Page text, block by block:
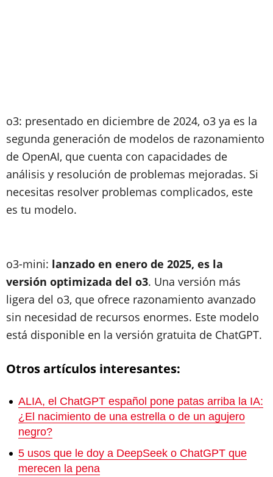
o3: presentado en diciembre de 2024, o3 ya es la
segunda generación de modelos de razonamiento
de OpenAI, que cuenta con capacidades de
análisis y resolución de problemas mejoradas. Si
necesitas resolver problemas complicados, este
es tu modelo.
o3-mini: lanzado en enero de 2025, es la
versión optimizada del o3. Una versión más
ligera del o3, que ofrece razonamiento avanzado
sin necesidad de recursos enormes. Este modelo
está disponible en la versión gratuita de ChatGPT.
Otros artículos interesantes:
ALIA, el ChatGPT español pone patas arriba la IA:
¿El nacimiento de una estrella o de un agujero
negro?
5 usos que le doy a DeepSeek o ChatGPT que
merecen la pena